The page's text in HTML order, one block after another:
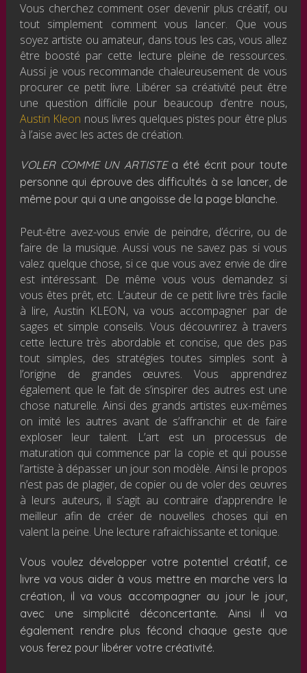
Vous cherchez comment oser devenir plus créatif, ou
tout simplement comment vous lancer. Que vous
soyez artiste ou amateur, dans tous les cas, vous allez
être boosté par cette lecture pleine de ressources.
Aussi je vous recommande chaleureusement de vous
procurer ce petit livre. Libérer sa créativité peut être
une question difficile pour beaucoup d’entre nous,
Austin Kleon nous livres quelques pistes pour être plus
à l’aise avec les actes de création.
VOLER COMME UN ARTISTE a été écrit pour toute
personne qui éprouve des difficultés à se lancer, de
même pour qui a une angoisse de la page blanche.
Peut-être avez-vous envie de peindre, d’écrire, ou de
faire de la musique. Aussi vous ne savez pas si vous
valez quelque chose, si ce que vous avez envie de dire
est intéressant. De même vous vous demandez si
vous êtes prêt, etc. L’auteur de ce petit livre très facile
à lire, Austin KLEON, va vous accompagner par de
sages et simple conseils. Vous découvrirez à travers
cette lecture très abordable et concise, que des pas
tout simples, des stratégies toutes simples sont à
l’origine de grandes œuvres. Vous apprendrez
également que le fait de s’inspirer des autres est une
chose naturelle. Ainsi des grands artistes eux-mêmes
on imité les autres avant de s’affranchir et de faire
exploser leur talent. L’art est un processus de
maturation qui commence par la copie et qui pousse
l’artiste à dépasser un jour son modèle. Ainsi le propos
n’est pas de plagier, de copier ou de voler des œuvres
à leurs auteurs, il s’agit au contraire d’apprendre le
meilleur afin de créer de nouvelles choses qui en
valent la peine. Une lecture rafraichissante et tonique.
Vous voulez développer votre potentiel créatif, ce
livre va vous aider à vous mettre en marche vers la
création, il va vous accompagner au jour le jour,
avec une simplicité déconcertante. Ainsi il va
également rendre plus fécond chaque geste que
vous ferez pour libérer votre créativité.